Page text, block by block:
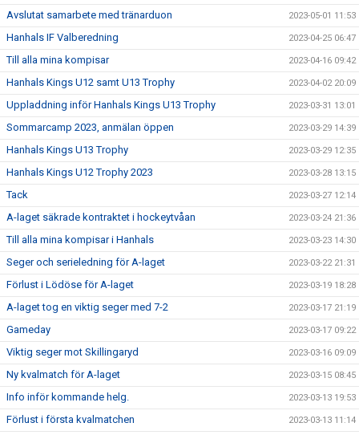
Avslutat samarbete med tränarduon 2023-05-01 11:53
Hanhals IF Valberedning 2023-04-25 06:47
Till alla mina kompisar 2023-04-16 09:42
Hanhals Kings U12 samt U13 Trophy 2023-04-02 20:09
Uppladdning inför Hanhals Kings U13 Trophy 2023-03-31 13:01
Sommarcamp 2023, anmälan öppen 2023-03-29 14:39
Hanhals Kings U13 Trophy 2023-03-29 12:35
Hanhals Kings U12 Trophy 2023 2023-03-28 13:15
Tack 2023-03-27 12:14
A-laget säkrade kontraktet i hockeytvåan 2023-03-24 21:36
Till alla mina kompisar i Hanhals 2023-03-23 14:30
Seger och serieledning för A-laget 2023-03-22 21:31
Förlust i Lödöse för A-laget 2023-03-19 18:28
A-laget tog en viktig seger med 7-2 2023-03-17 21:19
Gameday 2023-03-17 09:22
Viktig seger mot Skillingaryd 2023-03-16 09:09
Ny kvalmatch för A-laget 2023-03-15 08:45
Info inför kommande helg. 2023-03-13 19:53
Förlust i första kvalmatchen 2023-03-13 11:14